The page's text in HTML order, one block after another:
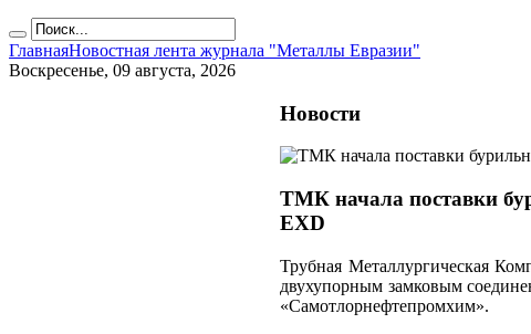
ГлавнаяНовостная лента журнала "Металлы Евразии"
Воскресенье, 09 августа, 2026
Новости
ТМК начала поставки
EXD
Трубная Металлургическая
двухупорным замковым
«Самотлорнефтепромхим».